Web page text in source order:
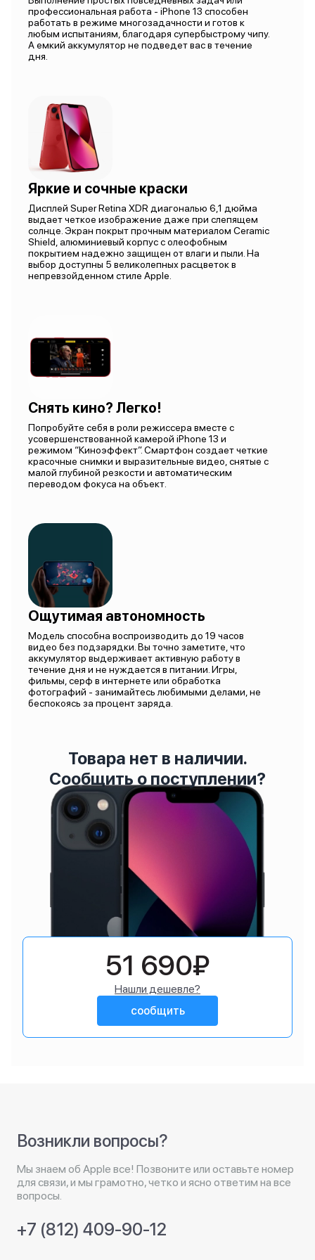
профессиональная работа - iPhone 13 способен
работать в режиме многозадачности и готов к
любым испытаниям, благодаря супербыстрому чипу.
А емкий аккумулятор не подведет вас в течение
дня.
Яркие и сочные краски
Дисплей Super Retina XDR диагональю 6,1 дюйма
выдает четкое изображение даже при слепящем
солнце. Экран покрыт прочным материалом Ceramic
Shield, алюминиевый корпус с олеофобным
покрытием надежно защищен от влаги и пыли. На
выбор доступны 5 великолепных расцветок в
непревзойденном стиле Apple.
Снять кино? Легко!
Попробуйте себя в роли режиссера вместе с
усовершенствованной камерой iPhone 13 и
режимом “Киноэффект”. Смартфон создает четкие
красочные снимки и выразительные видео, снятые с
малой глубиной резкости и автоматическим
переводом фокуса на объект.
Ощутимая автономность
Модель способна воспроизводить до 19 часов
видео без подзарядки. Вы точно заметите, что
аккумулятор выдерживает активную работу в
течение дня и не нуждается в питании. Игры,
фильмы, серф в интернете или обработка
фотографий - занимайтесь любимыми делами, не
беспокоясь за процент заряда.
Товара нет в наличии.
Сообщить о поступлении?
51 690₽
Нашли дешевле?
сообщить
Возникли вопросы?
Мы знаем об Apple все! Позвоните или оставьте номер
для связи, и мы грамотно, четко и ясно ответим на все
вопросы.
+7 (812) 409-90-12